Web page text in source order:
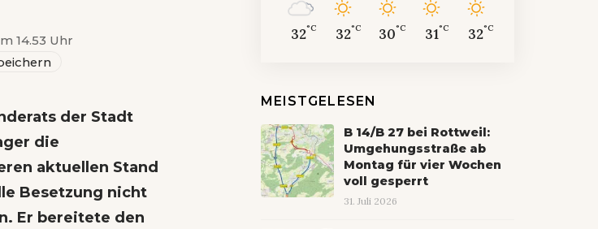
14.53 Uhr
der Stadt
die
aktuellen Stand
Besetzung nicht
Er bereitete den
32°C 32°C 30°C 31°C 32°C
MEISTGELESEN
B 14/B 27 bei Rottweil:
Umgehungsstraße ab
Montag für vier Wochen
voll gesperrt
31. Juli 2026